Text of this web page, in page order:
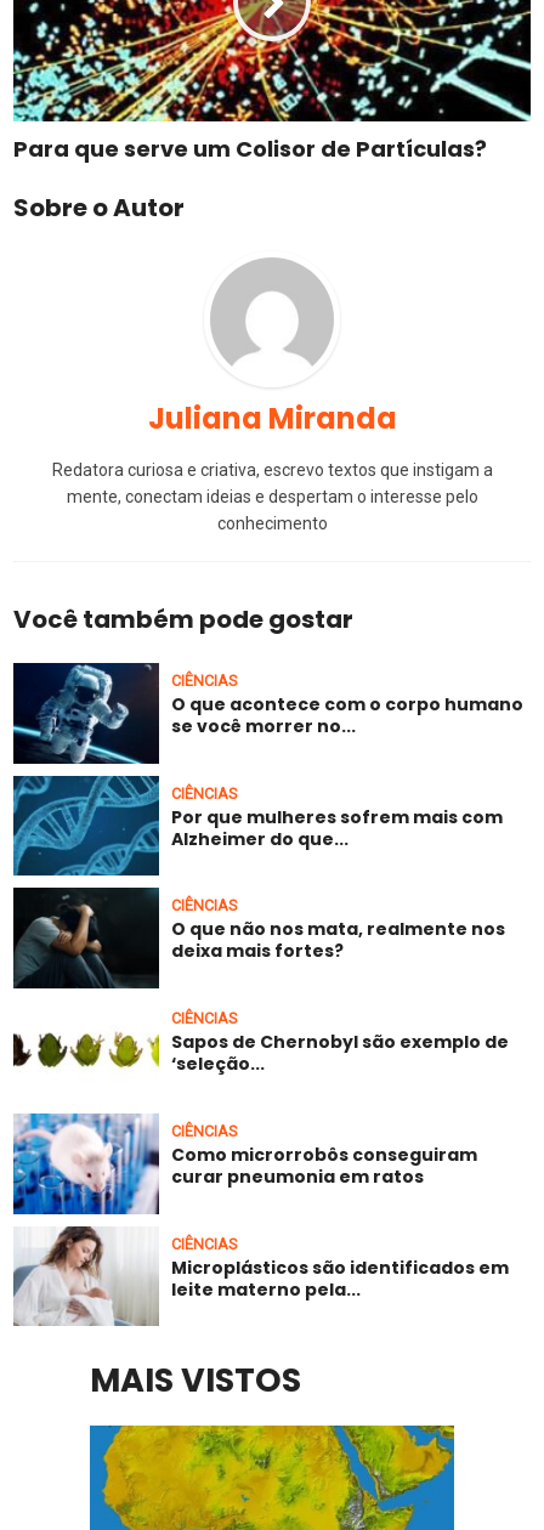
Para que serve um Colisor de Partículas?
Sobre o Autor
Juliana Miranda
Redatora curiosa e criativa, escrevo textos que instigam a
mente, conectam ideias e despertam o interesse pelo
conhecimento
Você também pode gostar
CIÊNCIAS
O que acontece com o corpo humano
se você morrer no...
CIÊNCIAS
Por que mulheres sofrem mais com
Alzheimer do que...
CIÊNCIAS
O que não nos mata, realmente nos
deixa mais fortes?
CIÊNCIAS
Sapos de Chernobyl são exemplo de
‘seleção...
CIÊNCIAS
Como microrrobôs conseguiram
curar pneumonia em ratos
CIÊNCIAS
Microplásticos são identificados em
leite materno pela...
MAIS VISTOS